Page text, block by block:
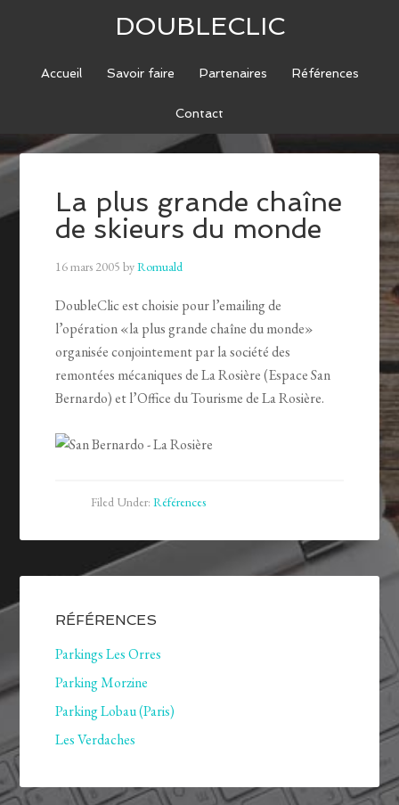
DOUBLECLIC
Accueil Savoir faire Partenaires Références
Contact
La plus grande chaîne
de skieurs du monde
16 mars 2005 byRomuald
DoubleClic est choisie pour l’emailing de
l’opération «la plus grande chaîne du monde»
organisée conjointement par la société des
remontées mécaniques de La Rosière (Espace San
Bernardo) et l’Office du Tourisme de La Rosière.
Filed Under:Références
RÉFÉRENCES
Parkings Les Orres
Parking Morzine
Parking Lobau (Paris)
Les Verdaches